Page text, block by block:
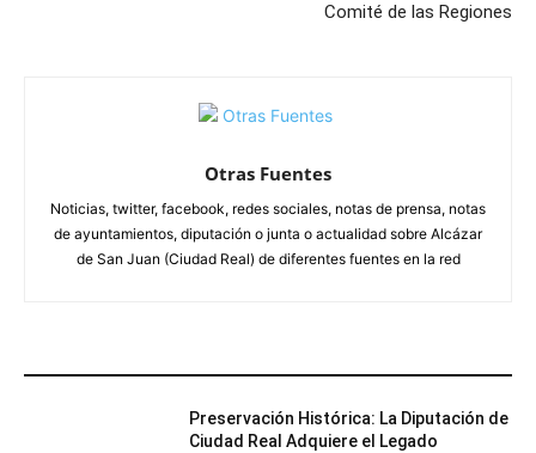
Comité de las Regiones
Otras Fuentes
Noticias, twitter, facebook, redes sociales, notas de prensa, notas
de ayuntamientos, diputación o junta o actualidad sobre Alcázar
de San Juan (Ciudad Real) de diferentes fuentes en la red
Preservación Histórica: La Diputación de
Ciudad Real Adquiere el Legado